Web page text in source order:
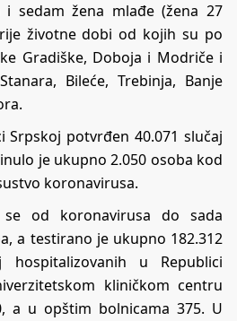
sedam žena mlađe (žena 27
životne dobi od kojih su po
Gradiške, Doboja i Modriče i
Bileće, Trebinja, Banje
Srpskoj potvrđen 40.071 slučaj
je ukupno 2.050 osoba kod
koronavirusa.
se od koronavirusa do sada
a testirano je ukupno 182.312
u Republici
kliničkom centru
a u opštim bolnicama 375. U